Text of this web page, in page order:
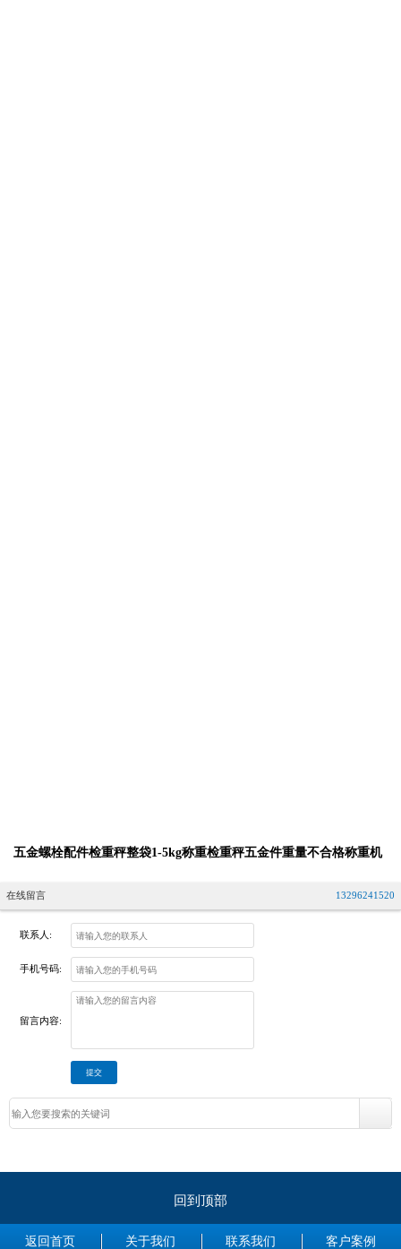
五金螺栓配件检重秤整袋1-5kg称重检重秤五金件重量不合格称重机
在线留言 13296241520
联系人:
手机号码:
留言内容:
回到顶部
返回首页 关于我们 联系我们 客户案例